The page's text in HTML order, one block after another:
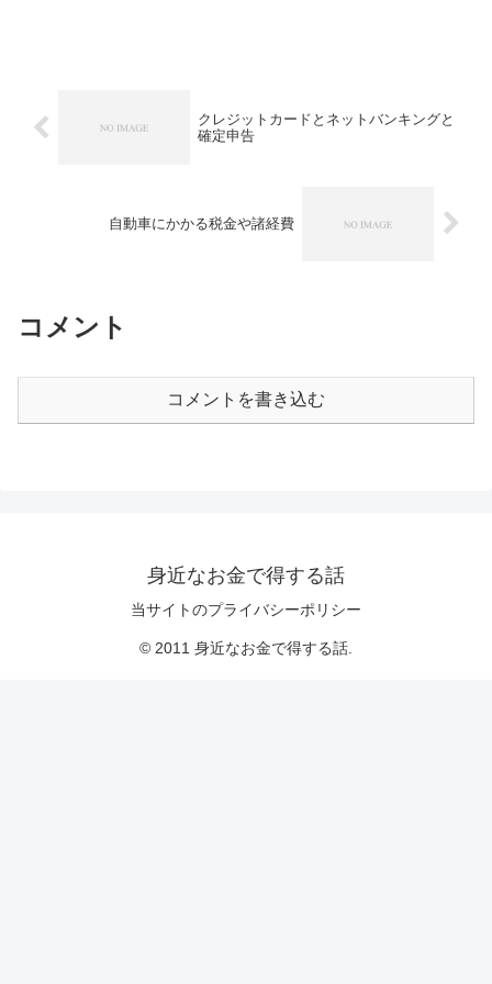
クレジットカードとネットバンキングと
確定申告
自動車にかかる税金や諸経費
コメント
コメントを書き込む
身近なお金で得する話
当サイトのプライバシーポリシー
© 2011 身近なお金で得する話.